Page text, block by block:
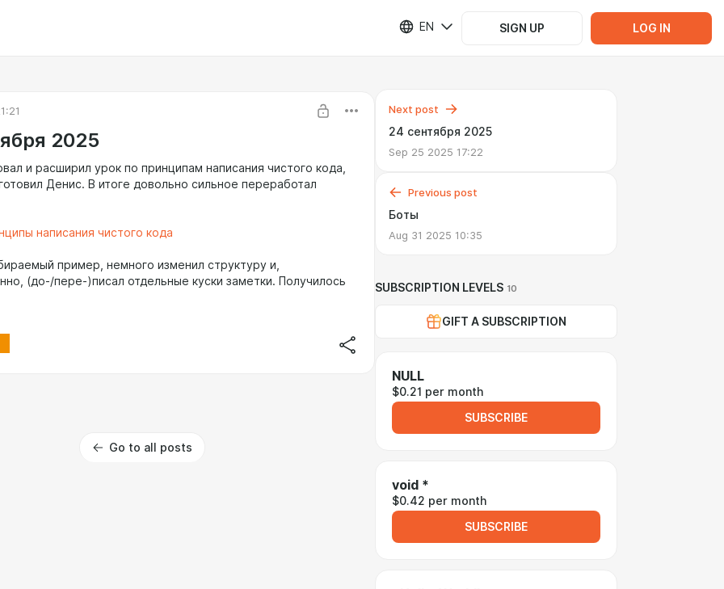
EN SIGN UP LOG IN
2025
и расширил урок по принципам написания чистого кода,
Денис. В итоге довольно сильное переработал
написания чистого кода
пример, немного изменил структуру и,
(до-/пере-)писал отдельные куски заметки. Получилось
Go to all posts
Next post
24 сентября 2025
Sep 25 2025 17:22
Previous post
Боты
Aug 31 2025 10:35
SUBSCRIPTION LEVELS 10
GIFT A SUBSCRIPTION
NULL
$0.21 per month
SUBSCRIBE
void *
$0.42 per month
SUBSCRIBE